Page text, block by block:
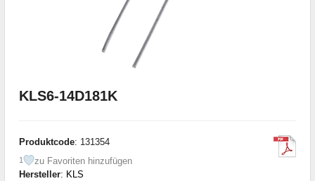
KLS6-14D181K
Produktcode: 131354
1
zu Favoriten hinzufügen
Hersteller: KLS